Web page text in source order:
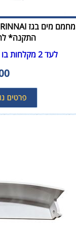
התקנה*
לעד 2 מקלחות בו זמנית - אחריות לשנה